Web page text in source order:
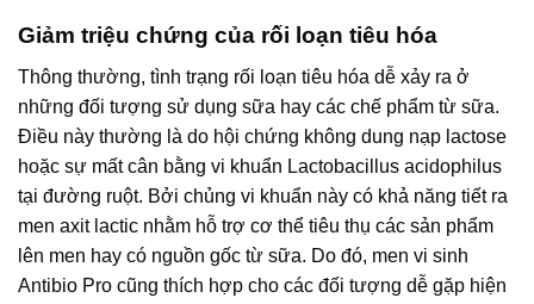
Giảm triệu chứng của rối loạn tiêu hóa
Thông thường, tình trạng rối loạn tiêu hóa dễ xảy ra ở
những đối tượng sử dụng sữa hay các chế phẩm từ sữa.
Điều này thường là do hội chứng không dung nạp lactose
hoặc sự mất cân bằng vi khuẩn Lactobacillus acidophilus
tại đường ruột. Bởi chủng vi khuẩn này có khả năng tiết ra
men axit lactic nhằm hỗ trợ cơ thể tiêu thụ các sản phẩm
lên men hay có nguồn gốc từ sữa. Do đó, men vi sinh
Antibio Pro cũng thích hợp cho các đối tượng dễ gặp hiện